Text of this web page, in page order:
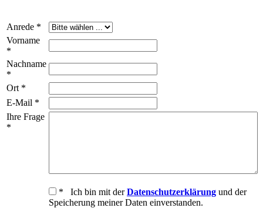
Anrede *
Vorname
*
Nachname
*
Ort *
E-Mail *
Ihre Frage
*
* Ich bin mit derDatenschutzerklärung und der
Speicherung meiner Daten einverstanden.